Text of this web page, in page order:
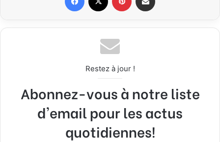
Restez à jour !
Abonnez-vous à notre liste
d'email pour les actus
quotidiennes!